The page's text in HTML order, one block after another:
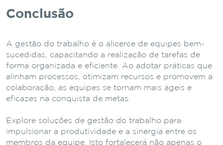
Conclusão
A gestão do trabalho é o alicerce de equipes bem-
sucedidas, capacitando a realização de tarefas de
forma organizada e eficiente. Ao adotar práticas que
alinham processos, otimizam recursos e promovem a
colaboração, as equipes se tornam mais ágeis e
eficazes na conquista de metas.
Explore soluções de gestão do trabalho para
impulsionar a produtividade e a sinergia entre os
membros da equipe. Isto fortalecerá não apenas o